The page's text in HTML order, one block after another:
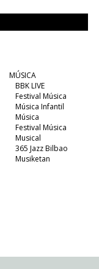
MÚSICA
BBK LIVE
Festival Música
Música Infantil
Música
Festival Música
Musical
365 Jazz Bilbao
Musiketan